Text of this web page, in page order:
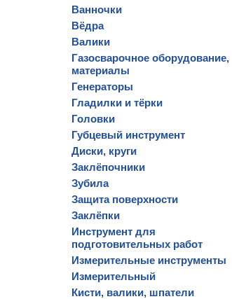
Ванночки
Вёдра
Валики
Газосварочное оборудование,
материалы
Генераторы
Гладилки и тёрки
Головки
Губцевый инструмент
Диски, круги
Заклёпочники
Зубила
Защита поверхности
Заклёпки
Инструмент для
подготовительных работ
Измерительные инструменты
Измерительный
Кисти, валики, шпатели